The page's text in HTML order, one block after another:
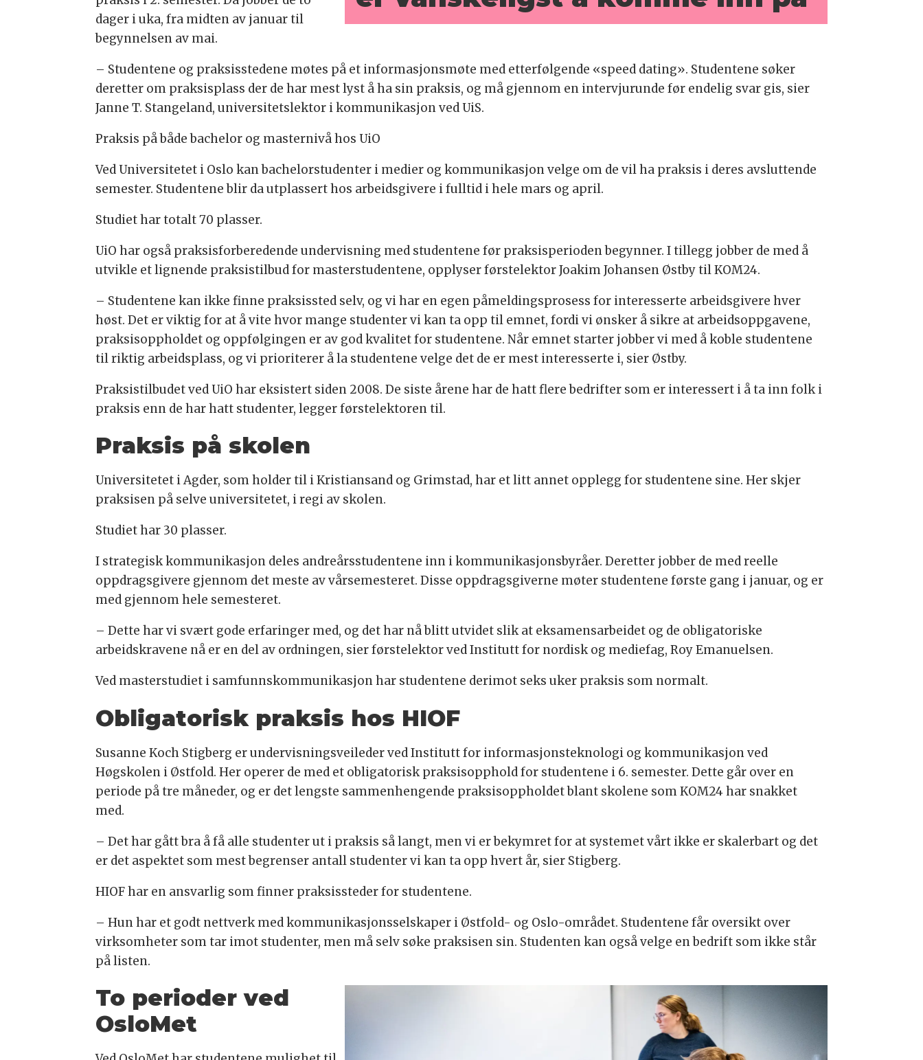
dager i uka, fra midten av januar til
begynnelsen av mai.
– Studentene og praksisstedene møtes på et informasjonsmøte med etterfølgende «speed dating». Studentene søker
deretter om praksisplass der de har mest lyst å ha sin praksis, og må gjennom en intervjurunde før endelig svar gis, sier
Janne T. Stangeland, universitetslektor i kommunikasjon ved UiS.
Praksis på både bachelor og masternivå hos UiO
Ved Universitetet i Oslo kan bachelorstudenter i medier og kommunikasjon velge om de vil ha praksis i deres avsluttende
semester. Studentene blir da utplassert hos arbeidsgivere i fulltid i hele mars og april.
Studiet har totalt 70 plasser.
UiO har også praksisforberedende undervisning med studentene før praksisperioden begynner. I tillegg jobber de med å
utvikle et lignende praksistilbud for masterstudentene, opplyser førstelektor Joakim Johansen Østby til KOM24.
– Studentene kan ikke finne praksissted selv, og vi har en egen påmeldingsprosess for interesserte arbeidsgivere hver
høst. Det er viktig for at å vite hvor mange studenter vi kan ta opp til emnet, fordi vi ønsker å sikre at arbeidsoppgavene,
praksisoppholdet og oppfølgingen er av god kvalitet for studentene. Når emnet starter jobber vi med å koble studentene
til riktig arbeidsplass, og vi prioriterer å la studentene velge det de er mest interesserte i, sier Østby.
Praksistilbudet ved UiO har eksistert siden 2008. De siste årene har de hatt flere bedrifter som er interessert i å ta inn folk i
praksis enn de har hatt studenter, legger førstelektoren til.
Praksis på skolen
Universitetet i Agder, som holder til i Kristiansand og Grimstad, har et litt annet opplegg for studentene sine. Her skjer
praksisen på selve universitetet, i regi av skolen.
Studiet har 30 plasser.
I strategisk kommunikasjon deles andreårsstudentene inn i kommunikasjonsbyråer. Deretter jobber de med reelle
oppdragsgivere gjennom det meste av vårsemesteret. Disse oppdragsgiverne møter studentene første gang i januar, og er
med gjennom hele semesteret.
– Dette har vi svært gode erfaringer med, og det har nå blitt utvidet slik at eksamensarbeidet og de obligatoriske
arbeidskravene nå er en del av ordningen, sier førstelektor ved Institutt for nordisk og mediefag, Roy Emanuelsen.
Ved masterstudiet i samfunnskommunikasjon har studentene derimot seks uker praksis som normalt.
Obligatorisk praksis hos HIOF
Susanne Koch Stigberg er undervisningsveileder ved Institutt for informasjonsteknologi og kommunikasjon ved
Høgskolen i Østfold. Her operer de med et obligatorisk praksisopphold for studentene i 6. semester. Dette går over en
periode på tre måneder, og er det lengste sammenhengende praksisoppholdet blant skolene som KOM24 har snakket
med.
– Det har gått bra å få alle studenter ut i praksis så langt, men vi er bekymret for at systemet vårt ikke er skalerbart og det
er det aspektet som mest begrenser antall studenter vi kan ta opp hvert år, sier Stigberg.
HIOF har en ansvarlig som finner praksissteder for studentene.
– Hun har et godt nettverk med kommunikasjonsselskaper i Østfold- og Oslo-området. Studentene får oversikt over
virksomheter som tar imot studenter, men må selv søke praksisen sin. Studenten kan også velge en bedrift som ikke står
på listen.
To perioder ved
OsloMet